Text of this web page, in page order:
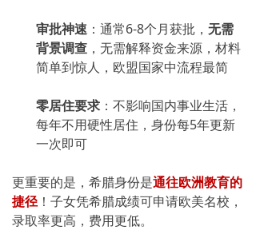
审批神速 ：通常6-8个月获批， 无需
背景调查 ，无需解释资金来源，材料
简单到惊人，欧盟国家中流程最简
零居住要求 ：不影响国内事业生活，
每年不用硬性居住，身份每5年更新
一次即可
更重要的是，希腊身份是通往欧洲教育的
捷径！子女凭希腊成绩可申请欧美名校，
录取率更高，费用更低。